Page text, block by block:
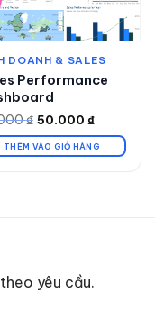
DOANH & SALES
Performance
₫
₫.
50.000 ₫
THÊM VÀO GIỎ HÀNG
yêu cầu.